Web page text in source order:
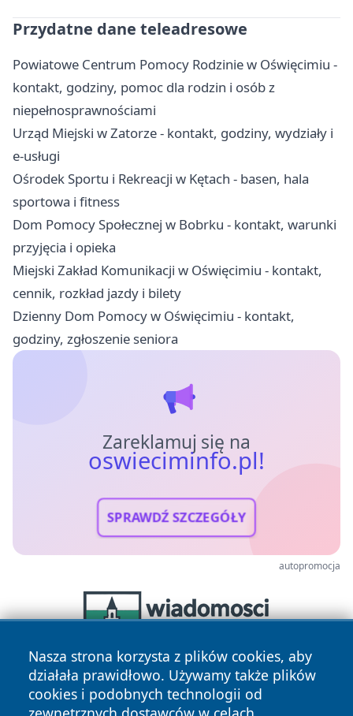
Przydatne dane teleadresowe
Powiatowe Centrum Pomocy Rodzinie w Oświęcimiu -
kontakt, godziny, pomoc dla rodzin i osób z
niepełnosprawnościami
Urząd Miejski w Zatorze - kontakt, godziny, wydziały i
e-usługi
Ośrodek Sportu i Rekreacji w Kętach - basen, hala
sportowa i fitness
Dom Pomocy Społecznej w Bobrku - kontakt, warunki
przyjęcia i opieka
Miejski Zakład Komunikacji w Oświęcimiu - kontakt,
cennik, rozkład jazdy i bilety
Dzienny Dom Pomocy w Oświęcimiu - kontakt,
godziny, zgłoszenie seniora
Zareklamuj się na
oswieciminfo.pl!
SPRAWDŹ SZCZEGÓŁY
autopromocja
Nasza strona korzysta z plików cookies, aby
działała prawidłowo. Używamy także plików
cookies i podobnych technologii od